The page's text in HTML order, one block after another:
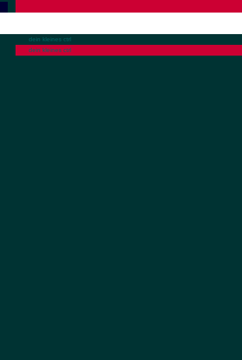
dein kleines ctrl
dein kleines ctrl